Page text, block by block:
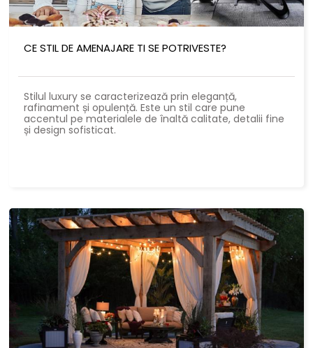
CE STIL DE AMENAJARE TI SE POTRIVESTE?
Stilul luxury se caracterizează prin eleganță,
rafinament și opulență. Este un stil care pune
accentul pe materialele de înaltă calitate, detalii fine
și design sofisticat.